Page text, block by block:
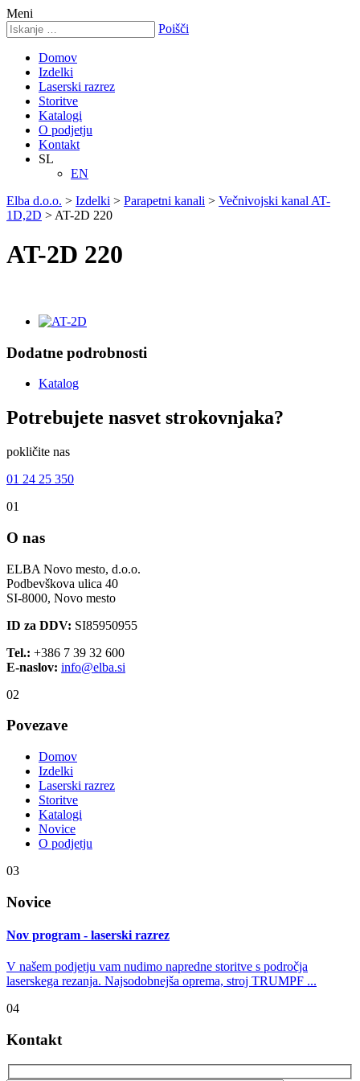
Meni
Poišči
Domov
Izdelki
Laserski razrez
Storitve
Katalogi
O podjetju
Kontakt
SL
EN
Elba d.o.o. > Izdelki > Parapetni kanali > Večnivojski kanal AT-
1D,2D > AT-2D 220
AT-2D 220
Dodatne podrobnosti
Katalog
Potrebujete nasvet strokovnjaka?
pokličite nas
01 24 25 350
01
O nas
ELBA Novo mesto, d.o.o.
Podbevškova ulica 40
SI-8000, Novo mesto
ID za DDV: SI85950955
Tel.: +386 7 39 32 600
E-naslov: info@elba.si
02
Povezave
Domov
Izdelki
Laserski razrez
Storitve
Katalogi
Novice
O podjetju
03
Novice
Nov program - laserski razrez
V našem podjetju vam nudimo napredne storitve s področja
laserskega rezanja. Najsodobnejša oprema, stroj TRUMPF ...
04
Kontakt